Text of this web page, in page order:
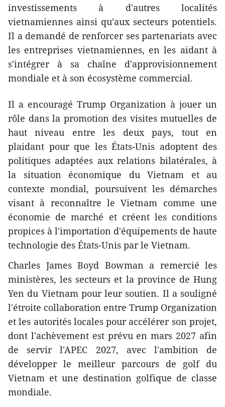
investissements à d'autres localités
vietnamiennes ainsi qu'aux secteurs potentiels.
Il a demandé de renforcer ses partenariats avec
les entreprises vietnamiennes, en les aidant à
s'intégrer à sa chaîne d'approvisionnement
mondiale et à son écosystème commercial.
Il a encouragé Trump Organization à jouer un
rôle dans la promotion des visites mutuelles de
haut niveau entre les deux pays, tout en
plaidant pour que les États-Unis adoptent des
politiques adaptées aux relations bilatérales, à
la situation économique du Vietnam et au
contexte mondial, poursuivent les démarches
visant à reconnaître le Vietnam comme une
économie de marché et créent les conditions
propices à l'importation d'équipements de haute
technologie des États-Unis par le Vietnam.
Charles James Boyd Bowman a remercié les
ministères, les secteurs et la province de Hung
Yen du Vietnam pour leur soutien. Il a souligné
l'étroite collaboration entre Trump Organization
et les autorités locales pour accélérer son projet,
dont l'achèvement est prévu en mars 2027 afin
de servir l'APEC 2027, avec l'ambition de
développer le meilleur parcours de golf du
Vietnam et une destination golfique de classe
mondiale.